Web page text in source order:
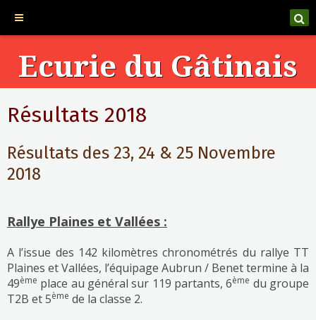
Ecurie du Gâtinais
Résultats 2018
Résultats des 23, 24 & 25 Novembre
2018
Rallye Plaines et Vallées :
A l’issue des 142 kilomètres chronométrés du rallye TT
Plaines et Vallées, l’équipage Aubrun / Benet termine à la
49ème place au général sur 119 partants, 6ème du groupe
T2B et 5ème de la classe 2.